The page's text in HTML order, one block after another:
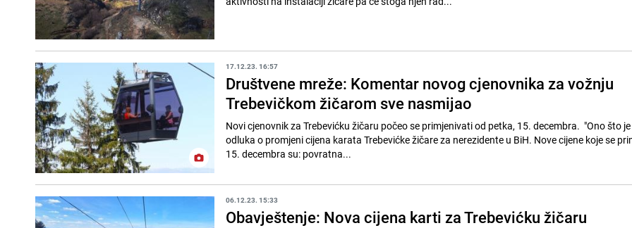
17.12.23. 16:57
Društvene mreže: Komentar novog cjenovnika za vožnju
Trebevičkom žičarom sve nasmijao
Novi cjenovnik za Trebevićku žičaru počeo se primjenivati od petka, 15. decembra. "Ono što
odluka o promjeni cijena karata Trebevićke žičare za nerezidente u BiH. Nove cijene koje se
15. decembra su: povratna...
06.12.23. 15:33
Obavještenje: Nova cijena karti za Trebevićku žičaru